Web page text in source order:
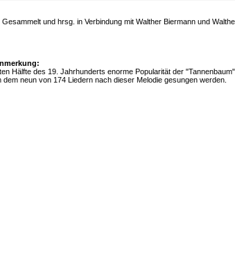
und hrsg. in Verbindung mit Walther Biermann und
Hälfte des 19. Jahrhunderts enorme Popularität der
dem neun von 174 Liedern nach dieser Melodie gesungen werden.